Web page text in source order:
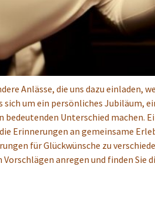
Anlässe, die uns dazu einladen,
sich um ein persönliches
bedeutenden Unterschied machen.
Erinnerungen an gemeinsame
für Glückwünsche zu
Vorschlägen anregen und finden